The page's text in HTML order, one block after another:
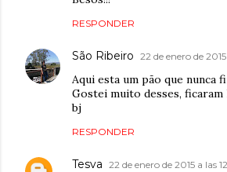
RESPONDER
São Ribeiro 22 de enero de 2015
Aqui esta um pão que nunca
Gostei muito desses, ficaram
bj
RESPONDER
Tesva 22 de enero de 2015 a las